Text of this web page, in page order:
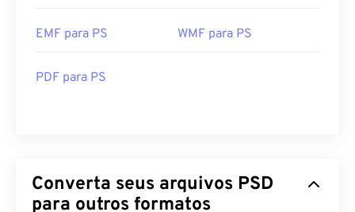
EMF para PS WMF para PS
PDF para PS
Converta seus arquivos PSD
para outros formatos